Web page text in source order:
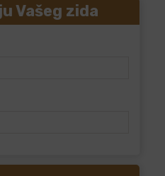
Vašeg zida